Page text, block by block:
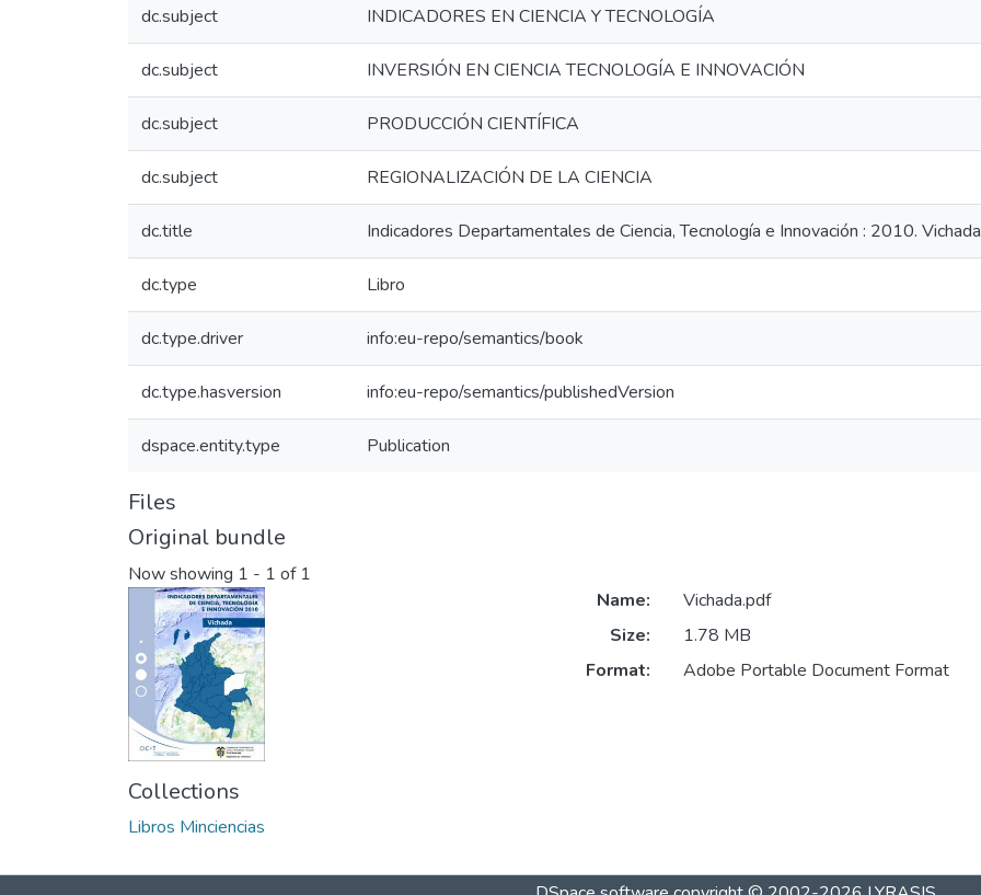
dc.subject INDICADORES EN CIENCIA Y TECNOLOGÍA
dc.subject INVERSIÓN EN CIENCIA TECNOLOGÍA E INNOVACIÓN
dc.subject PRODUCCIÓN CIENTÍFICA
dc.subject REGIONALIZACIÓN DE LA CIENCIA
dc.title Indicadores Departamentales de Ciencia, Tecnología e Innovación : 2010. Vichada
dc.type Libro
dc.type.driver info:eu-repo/semantics/book
dc.type.hasversion info:eu-repo/semantics/publishedVersion
dspace.entity.type Publication
Files
Original bundle
Now showing 1 - 1 of 1
Name:
Vichada.pdf
Size:
1.78 MB
Format:
Adobe Portable Document Format
Collections
Libros Minciencias